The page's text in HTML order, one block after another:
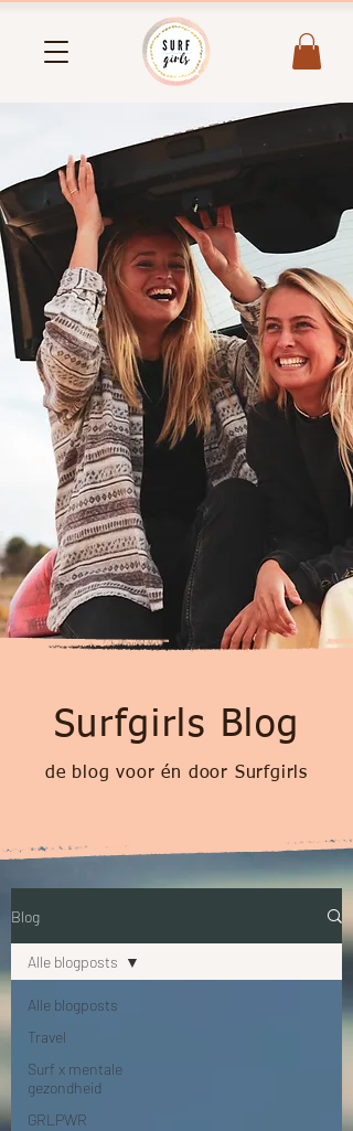
Surfgirls Blog
de blog voor én door Surfgirls
Blog
Alle blogposts
Travel
Surf x mentale
gezondheid
GRLPWR
Alle blogposts